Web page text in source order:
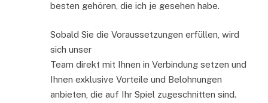
besten gehören, die ich je gesehen habe.
Sobald Sie die Voraussetzungen erfüllen, wird
sich unser
Team direkt mit Ihnen in Verbindung setzen und
Ihnen exklusive Vorteile und Belohnungen
anbieten, die auf Ihr Spiel zugeschnitten sind.